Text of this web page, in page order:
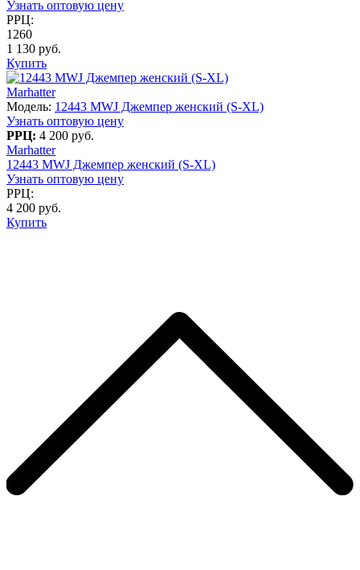
Узнать оптовую цену
РРЦ:
1260
1 130 руб.
Купить
Marhatter
Модель: 12443 MWJ Джемпер женский (S-XL)
Узнать оптовую цену
РРЦ: 4 200 руб.
Marhatter
12443 MWJ Джемпер женский (S-XL)
Узнать оптовую цену
РРЦ:
4 200 руб.
Купить